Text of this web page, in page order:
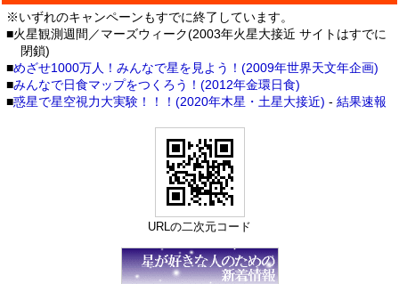
※いずれのキャンペーンもすでに終了しています。
■火星観測週間／マーズウィーク(2003年火星大接近 サイトはすでに
閉鎖)
■めざせ1000万人！みんなで星を見よう！(2009年世界天文年企画)
■みんなで日食マップをつくろう！(2012年金環日食)
■惑星で星空視力大実験！！！(2020年木星・土星大接近) - 結果速報
URLの二次元コード